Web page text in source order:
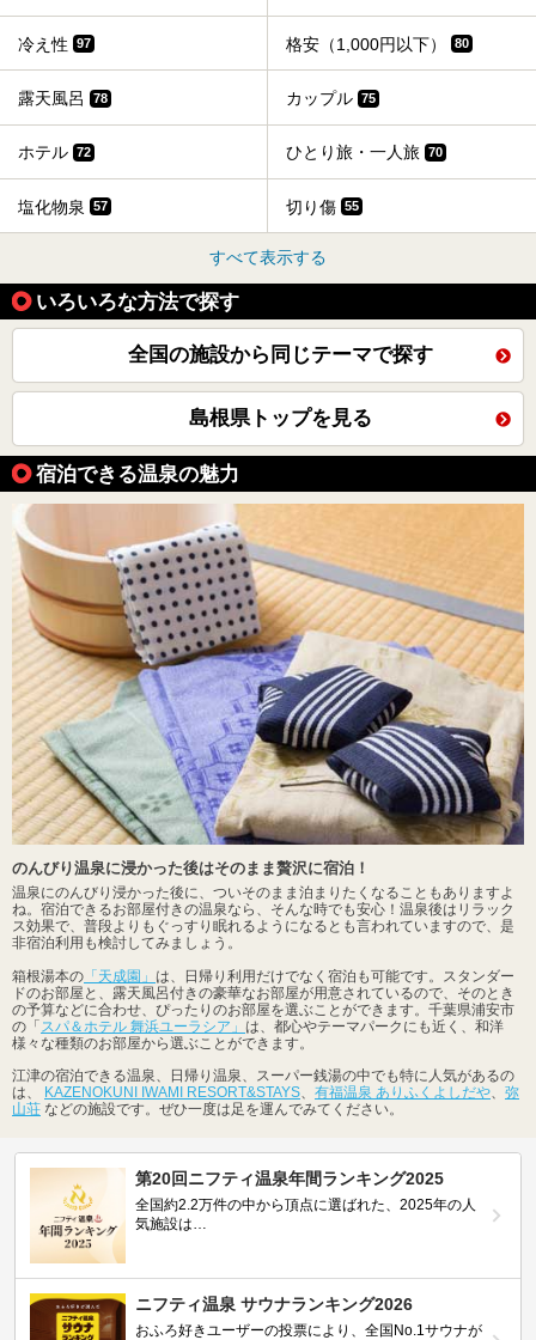
冷え性 97 格安（1,000円以下） 80
露天風呂 78 カップル 75
ホテル 72 ひとり旅・一人旅 70
塩化物泉 57 切り傷 55
すべて表示する
いろいろな方法で探す
全国の施設から同じテーマで探す
島根県トップを見る
宿泊できる温泉の魅力
のんびり温泉に浸かった後はそのまま贅沢に宿泊！
温泉にのんびり浸かった後に、ついそのまま泊まりたくなることもありますよ
ね。宿泊できるお部屋付きの温泉なら、そんな時でも安心！温泉後はリラック
ス効果で、普段よりもぐっすり眠れるようになるとも言われていますので、是
非宿泊利用も検討してみましょう。
箱根湯本の 「天成園」 は、日帰り利用だけでなく宿泊も可能です。スタンダー
ドのお部屋と、露天風呂付きの豪華なお部屋が用意されているので、そのとき
の予算などに合わせ、ぴったりのお部屋を選ぶことができます。千葉県浦安市
の「 スパ＆ホテル 舞浜ユーラシア」 は、都心やテーマパークにも近く、和洋
様々な種類のお部屋から選ぶことができます。
江津の宿泊できる温泉、日帰り温泉、スーパー銭湯の中でも特に人気があるの
は、 KAZENOKUNI IWAMI RESORT&STAYS 有福温泉 ありふくよしだや
弥
山荘 などの施設です。ぜひ一度は足を運んでみてください。
第20回ニフティ温泉年間ランキング2025
全国約2.2万件の中から頂点に選ばれた、2025年の人
気施設は…
ニフティ温泉 サウナランキング2026
おふろ好きユーザーの投票により、全国No.1サウナが